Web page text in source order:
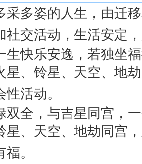
采多姿的人生，由迁
社交活动，生活安定
生快乐安逸，若独坐
星、铃星、天空、地
活动。
双全，与吉星同宫，
星、天空、地劫同宫
。